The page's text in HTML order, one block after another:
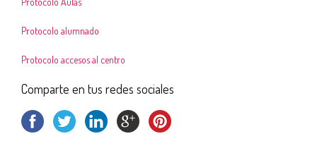
Protocolo alumnado
Protocolo accesos al centro
Comparte en tus redes sociales